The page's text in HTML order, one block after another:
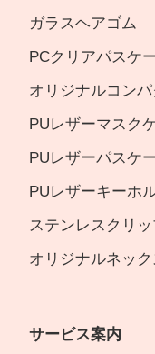
ガラスヘアゴム
PCクリアパスケ
オリジナルコン
PUレザーマスク
PUレザーパスケ
PUレザーキーホ
ステンレスクリ
オリジナルネッ
サービス案内